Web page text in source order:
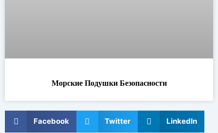
Морские Подушки Безопасности
Facebook Twitter LinkedIn